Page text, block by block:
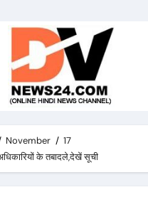
November
17
के तबादले,देखें सूची